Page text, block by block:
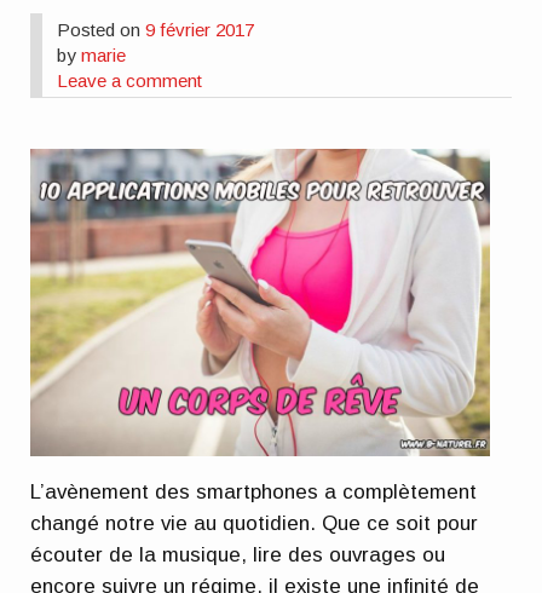
Posted on9 février 2017
bymarie
Leave a comment
L’avènement des smartphones a complètement
changé notre vie au quotidien. Que ce soit pour
écouter de la musique, lire des ouvrages ou
encore suivre un régime, il existe une infinité de